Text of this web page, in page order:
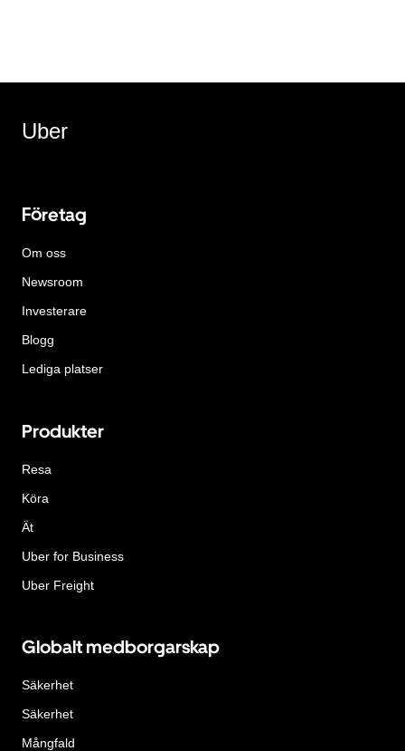
Uber
Företag
Om oss
Newsroom
Investerare
Blogg
Lediga platser
Produkter
Resa
Köra
Ät
Uber for Business
Uber Freight
Globalt medborgarskap
Säkerhet
Säkerhet
Mångfald